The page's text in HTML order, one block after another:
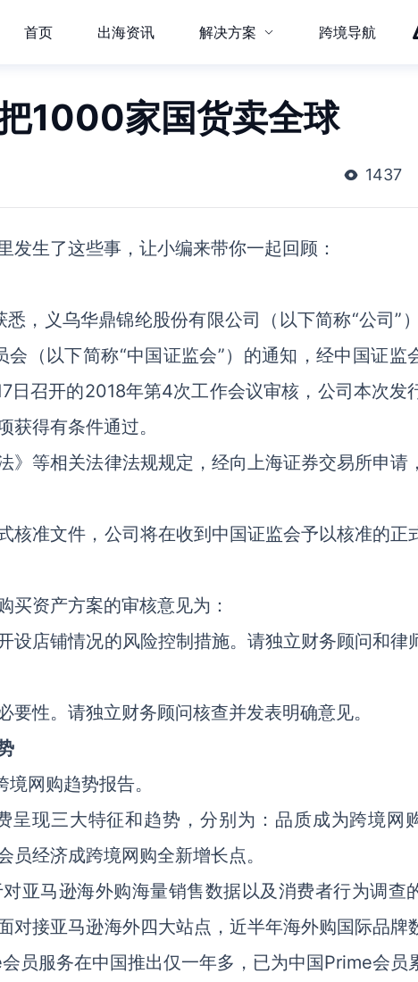
首页 出海资讯 解决方案 跨境导航
1000家国货卖全球
1437
生了这些事，让小编来带你一起回顾：
，义乌华鼎锦纶股份有限公司（以下简称“公司”
（以下简称“中国证监会”）的通知，经中国证监
日召开的2018年第4次工作会议审核，公司本次发
获得有条件通过。
》等相关法律法规规定，经向上海证券交易所申请
核准文件，公司将在收到中国证监会予以核准的正
买资产方案的审核意见为：
设店铺情况的风险控制措施。请独立财务顾问和律
性。请独立财务顾问核查并发表明确意见。
网购趋势报告。
呈现三大特征和趋势，分别为：品质成为跨境网
经济成跨境网购全新增长点。
亚马逊海外购海量销售数据以及消费者行为调查
对接亚马逊海外四大站点，近半年海外购国际品牌
员服务在中国推出仅一年多，已为中国Prime会员